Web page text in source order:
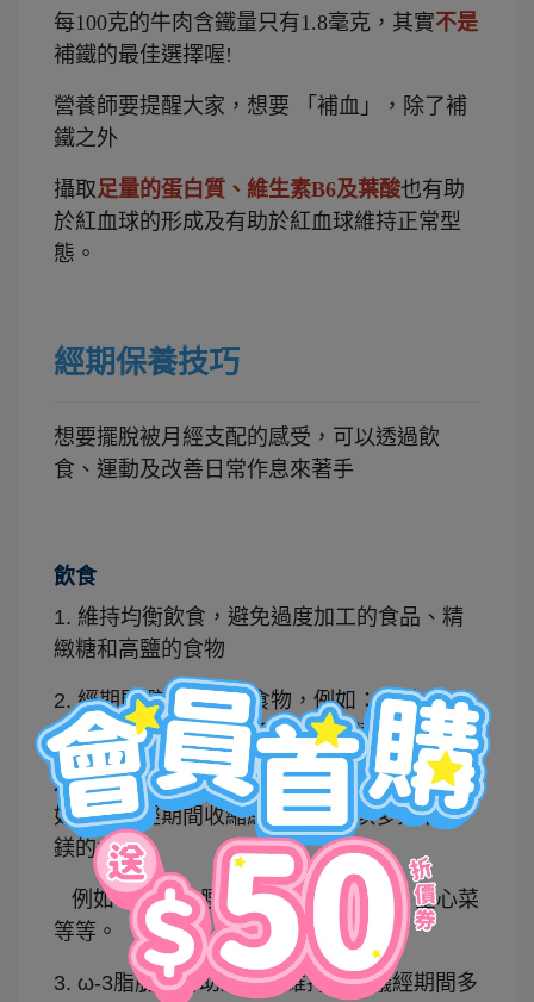
每100克的牛肉含鐵量只有1.8毫克，其實不是
補鐵的最佳選擇喔!
營養師要提醒大家，想要 「補血」，除了補
鐵之外
攝取足量的蛋白質、 維生素B6及葉酸也有助
於紅血球的形成及有助於紅血球維持正常型
態。
經期保養技巧
想要擺脫被月經支配的感受，可以透過飲
食、運動及改善日常作息來著手
飲食
1. 維持均衡飲食，避免過度加工的食品、精
緻糖和高鹽的食物
2. 經期間避免刺激性食物，例如：咖啡、
茶、酒精和辛辣食物等，以防不適感。
2. 鎂有助於心臟、肌肉及神經的正常功能，
如果覺得經期間收縮感明顯，可以多攝取含
鎂的食物
例如：芝麻、腰果、菠菜、紅莧菜、空心菜
等等。
3. ω-3脂肪酸有助於健康維持，建議經期間多